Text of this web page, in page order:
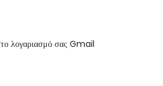
λογαριασμό σας Gmail